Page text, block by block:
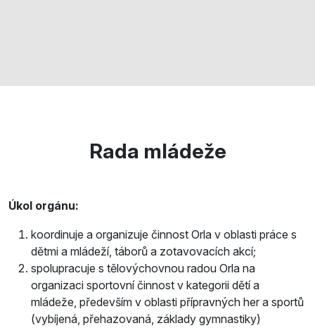
Rada mládeže
Úkol orgánu:
koordinuje a organizuje činnost Orla v oblasti práce s
dětmi a mládeží, táborů a zotavovacích akcí;
spolupracuje s tělovýchovnou radou Orla na
organizaci sportovní činnost v kategorii dětí a
mládeže, především v oblasti přípravných her a sportů
(vybíjená, přehazovaná, základy gymnastiky)